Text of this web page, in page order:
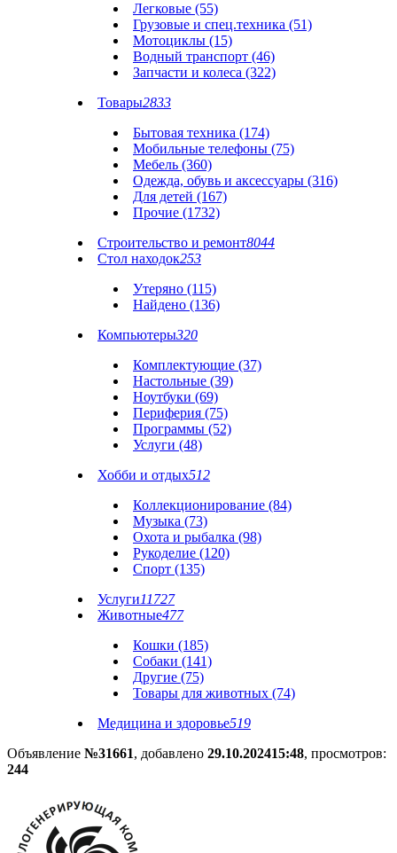
Легковые (55)
Грузовые и спец.техника (51)
Мотоциклы (15)
Водный транспорт (46)
Запчасти и колеса (322)
Товары2833
Бытовая техника (174)
Мобильные телефоны (75)
Мебель (360)
Одежда, обувь и аксессуары (316)
Для детей (167)
Прочие (1732)
Строительство и ремонт8044
Стол находок253
Утеряно (115)
Найдено (136)
Компьютеры320
Комплектующие (37)
Настольные (39)
Ноутбуки (69)
Периферия (75)
Программы (52)
Услуги (48)
Хобби и отдых512
Коллекционирование (84)
Музыка (73)
Охота и рыбалка (98)
Рукоделие (120)
Спорт (135)
Услуги11727
Животные477
Кошки (185)
Собаки (141)
Другие (75)
Товары для животных (74)
Медицина и здоровье519
Объявление №31661, добавлено 29.10.202415:48, просмотров:
244